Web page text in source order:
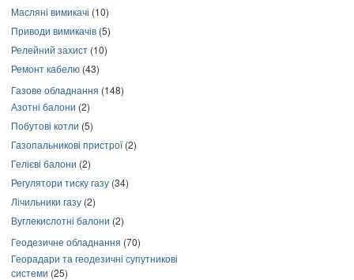
Масляні вимикачі (10)
Приводи вимикачів (5)
Релейний захист (10)
Ремонт кабелю (43)
Газове обладнання (148)
Азотні балони (2)
Побутові котли (5)
Газопальникові пристрої(2)
Гелієві балони (2)
Регулятори тиску газу (34)
Лічильники газу (2)
Вуглекислотні балони (2)
Геодезичне обладнання (70)
Георадари та геодезичні супутникові
системи (25)